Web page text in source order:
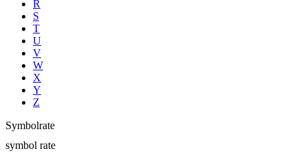
R
S
T
U
V
W
X
Y
Z
Symbolrate
symbol rate